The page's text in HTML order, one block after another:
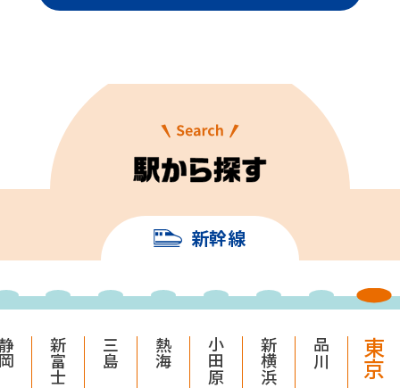
新幹線
新富士 三島 熱海 小田原 新横浜 品川 東京